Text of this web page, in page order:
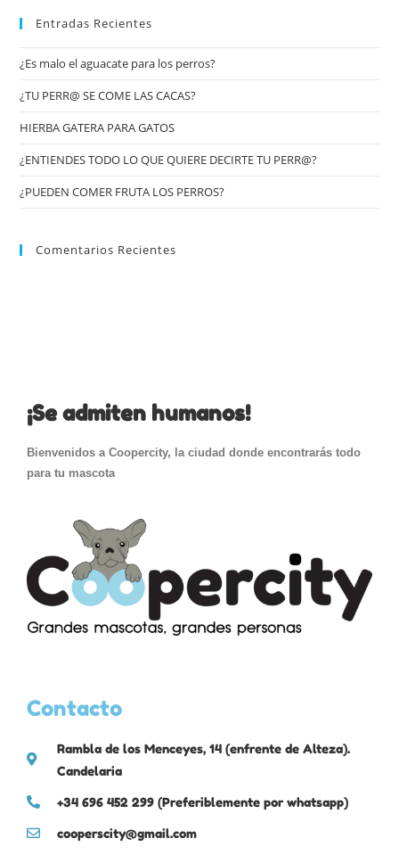
Entradas Recientes
¿Es malo el aguacate para los perros?
¿TU PERR@ SE COME LAS CACAS?
HIERBA GATERA PARA GATOS
¿ENTIENDES TODO LO QUE QUIERE DECIRTE TU PERR@?
¿PUEDEN COMER FRUTA LOS PERROS?
Comentarios Recientes
¡Se admiten humanos!
Bienvenidos a Coopercity, la ciudad donde encontrarás todo
para tu mascota
Contacto
Rambla de los Menceyes, 14 (enfrente de Alteza).
Candelaria
+34 696 452 299 (Preferiblemente por whatsapp)
cooperscity@gmail.com